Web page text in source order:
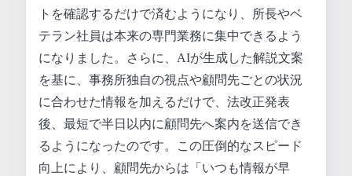
トを確認するだけで済むようになり、所長やベ
テラン社員は本来の専門業務に集中できるよう
になりました。さらに、AIが生成した解説文案
を基に、事務所独自の視点や顧問先ごとの状況
に合わせた情報を加えるだけで、法改正発表
後、最短で半日以内に顧問先へ案内を送信でき
るようになったのです。この圧倒的なスピード
向上により、顧問先からは「いつも情報が早